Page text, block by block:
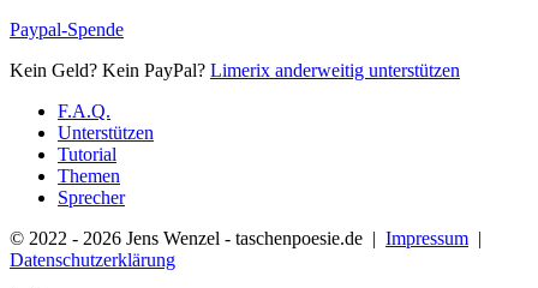
Paypal-Spende
Kein Geld? Kein PayPal? Limerix anderweitig unterstützen
F.A.Q.
Unterstützen
Tutorial
Themen
Sprecher
© 2022 - 2026 Jens Wenzel - taschenpoesie.de | Impressum |
Datenschutzerklärung